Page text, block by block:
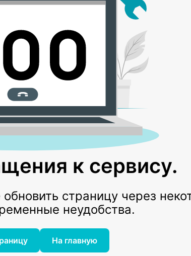
к сервису.
страницу через
неудобства.
На главную